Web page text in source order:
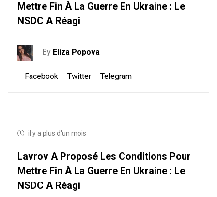
Mettre Fin À La Guerre En Ukraine : Le
NSDC A Réagi
By Eliza Popova
Facebook Twitter Telegram
il y a plus d'un mois
Lavrov A Proposé Les Conditions Pour
Mettre Fin À La Guerre En Ukraine : Le
NSDC A Réagi